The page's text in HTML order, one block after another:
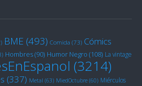
BME (493) Comida (73) Cómics
Hombres(90) Humor Negro (108) La vintage
(3214)
(337) Metal (63) MiedOctubre (60) Miérculos